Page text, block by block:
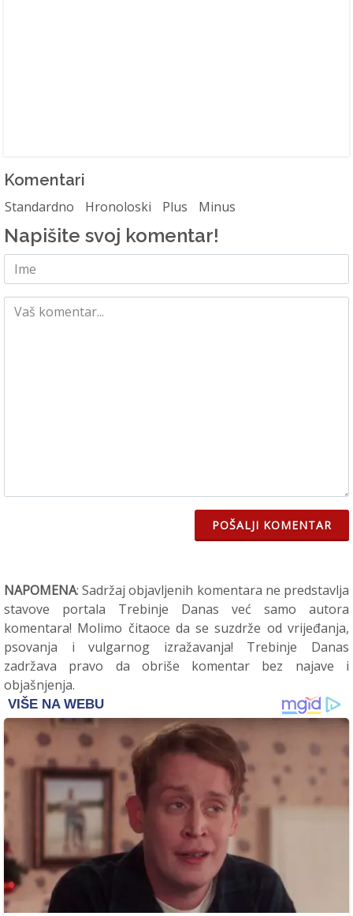
Komentari
Standardno Hronoloski Plus Minus
Napišite svoj komentar!
POŠALJI KOMENTAR
NAPOMENA: Sadržaj objavljenih komentara ne predstavlja
stavove portala Trebinje Danas već samo autora
komentara! Molimo čitaoce da se suzdrže od vrijeđanja,
psovanja i vulgarnog izražavanja! Trebinje Danas
zadržava pravo da obriše komentar bez najave i
objašnjenja.